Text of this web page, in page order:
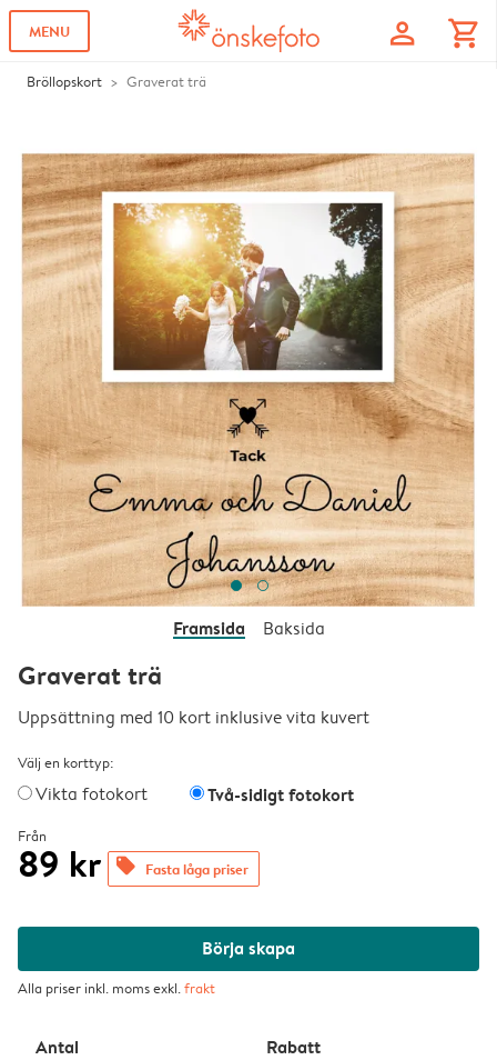
MENU profile shopping_cart
Bröllopskort Graverat trä
Framsida Baksida
Graverat trä
Uppsättning med 10 kort inklusive vita kuvert
Välj en korttyp:
Vikta fotokort Två-sidigt fotokort
Från
89 kr offers Fasta låga priser
Börja skapa
Alla priser inkl. moms exkl.frakt
Antal Rabatt